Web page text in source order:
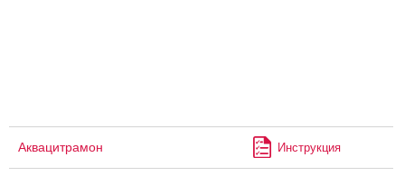
Аквацитрамон Инструкция